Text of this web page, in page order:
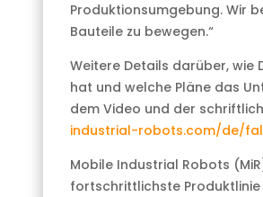
Produktionsumgebung. Wir
Bauteile zu bewegen.“
Weitere Details darüber, wie
hat und welche Pläne das
dem Video und der
industrial-robots.com/de/
Mobile Industrial Robots
fortschrittlichste